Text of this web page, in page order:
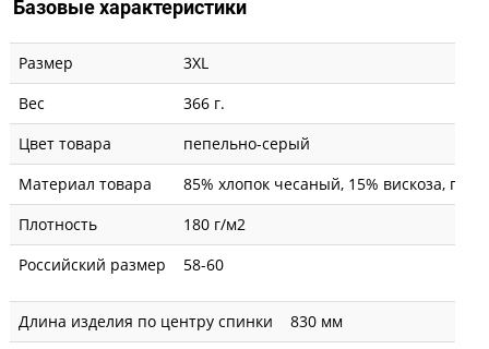
Базовые характеристики
Размер
3XL
Вес
366 г.
Цвет товара
пепельно-серый
Материал товара
85% хлопок чесаный, 15% вискоза, пике
Плотность
180 г/м2
Российский размер
58-60
Длина изделия по центру спинки
830 мм